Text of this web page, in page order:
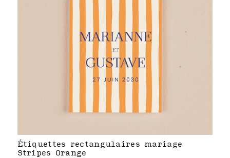
Étiquettes rectangulaires mariage
Stripes Orange